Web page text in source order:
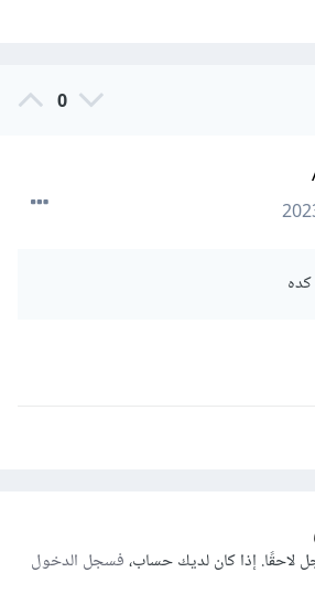
باستفاضة وبعد ذلك كورس التعلم
0
لاحقًا. إذا كان لديك حساب،فسجل الدخول